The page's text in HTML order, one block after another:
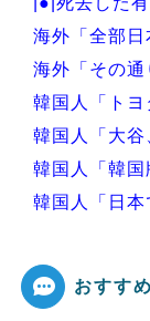
海外「全部
海外「その
韓国人「ト
韓国人「大
韓国人「韓
韓国人「日
おすす